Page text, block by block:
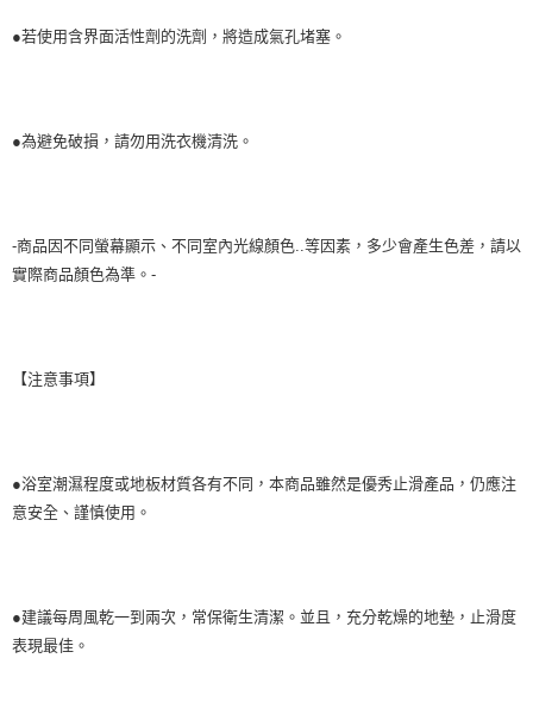
●若使用含界面活性劑的洗劑，將造成氣孔堵塞。
●為避免破損，請勿用洗衣機清洗。
-商品因不同螢幕顯示、不同室內光線顏色..等因素，多少會產生色差，請以
實際商品顏色為準。-
【注意事項】
●浴室潮濕程度或地板材質各有不同，本商品雖然是優秀止滑產品，仍應注
意安全、謹慎使用。
●建議每周風乾一到兩次，常保衛生清潔。並且，充分乾燥的地墊，止滑度
表現最佳。